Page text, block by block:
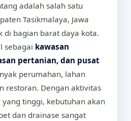
adalah salah satu
Tasikmalaya, Jawa
di bagian barat daya kota.
sebagai kawasan
pertanian, dan pusat
perumahan, lahan
restoran. Dengan aktivitas
tinggi, kebutuhan akan
dan drainase sangat